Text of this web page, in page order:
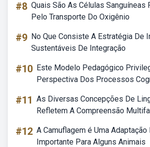
#8 Quais São As Células Sanguíneas
Pelo Transporte Do Oxigênio
#9 No Que Consiste A Estratégia De
Sustentáveis De Integração
#10 Este Modelo Pedagógico
Perspectiva Dos Processos
#11 As Diversas Concepções De
Refletem A Compreensão
#12 A Camuflagem é Uma
Importante Para Alguns Animais